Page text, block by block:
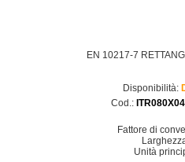
EN 10217-7
Disponibilità:
Cod.:
Fattore di
Unità